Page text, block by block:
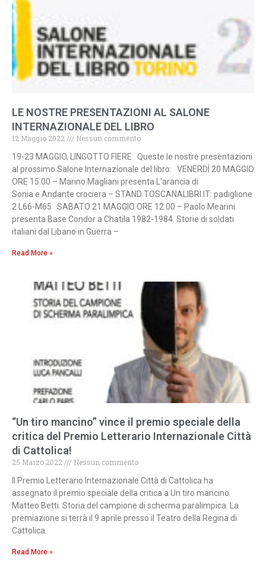
LE NOSTRE PRESENTAZIONI AL SALONE
INTERNAZIONALE DEL LIBRO
12 Maggio 2022
Nessun commento
19-23 MAGGIO, LINGOTTO FIERE Queste le nostre presentazioni
al prossimo Salone Internazionale del libro: VENERDÌ 20 MAGGIO
ORE 15.00 – Marino Magliani presenta L’arancia di
Sonia e Andante crociera – STAND TOSCANALIBRI.IT: padiglione
2 L66-M65 SABATO 21 MAGGIO ORE 12.00 – Paolo Mearini
presenta Base Condor a Chatila 1982-1984. Storie di soldati
italiani dal Libano in Guerra –
Read More »
“Un tiro mancino” vince il premio speciale della
critica del Premio Letterario Internazionale Città
di Cattolica!
25 Marzo 2022
Nessun commento
Il Premio Letterario Internazionale Città di Cattolica ha
assegnato il premio speciale della critica a Un tiro mancino.
Matteo Betti. Storia del campione di scherma paralimpica. La
premiazione si terrà il 9 aprile presso il Teatro della Regina di
Cattolica.
Read More »